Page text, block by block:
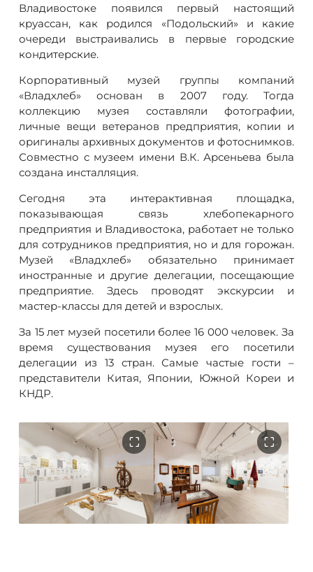
Владивостоке появился первый настоящий
круассан, как родился «Подольский» и какие
очереди выстраивались в первые городские
кондитерские.
Корпоративный музей группы компаний
«Владхлеб» основан в 2007 году. Тогда
коллекцию музея составляли фотографии,
личные вещи ветеранов предприятия, копии и
оригиналы архивных документов и фотоснимков.
Совместно с музеем имени В.К. Арсеньева была
создана инсталляция.
Сегодня эта интерактивная площадка,
показывающая связь хлебопекарного
предприятия и Владивостока, работает не только
для сотрудников предприятия, но и для горожан.
Музей «Владхлеб» обязательно принимает
иностранные и другие делегации, посещающие
предприятие. Здесь проводят экскурсии и
мастер-классы для детей и взрослых.
За 15 лет музей посетили более 16 000 человек. За
время существования музея его посетили
делегации из 13 стран. Самые частые гости –
представители Китая, Японии, Южной Кореи и
КНДР.